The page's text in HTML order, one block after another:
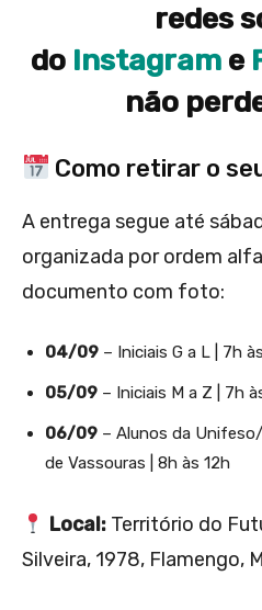
redes
do Instagram e
não
Como retirar o
A entrega segue até
organizada por ordem
documento com foto:
04/09 – Iniciais G a L | 7h
05/09 – Iniciais M a Z | 7h
06/09 – Alunos da
de Vassouras | 8h às 12h
Local:Território do
Silveira, 1978, Flamengo,